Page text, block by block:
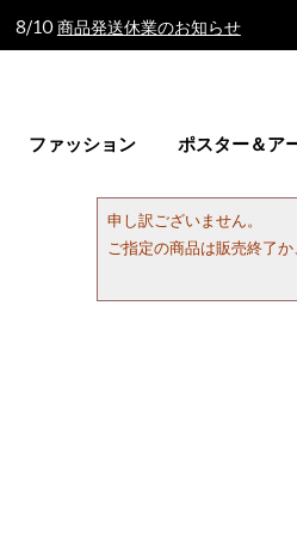
8/10 商品発送休業のお知らせ
ファッション ポスター＆ア
申し訳ございません。
ご指定の商品は販売終了